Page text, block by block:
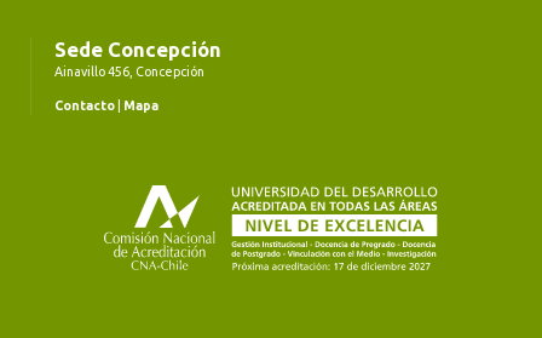
Sede Concepción
Ainavillo 456, Concepción
Contacto Mapa